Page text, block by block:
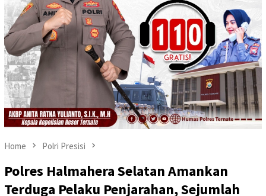
Home Polri Presisi
Polres Halmahera Selatan Amankan
Terduga Pelaku Penjarahan, Sejumlah